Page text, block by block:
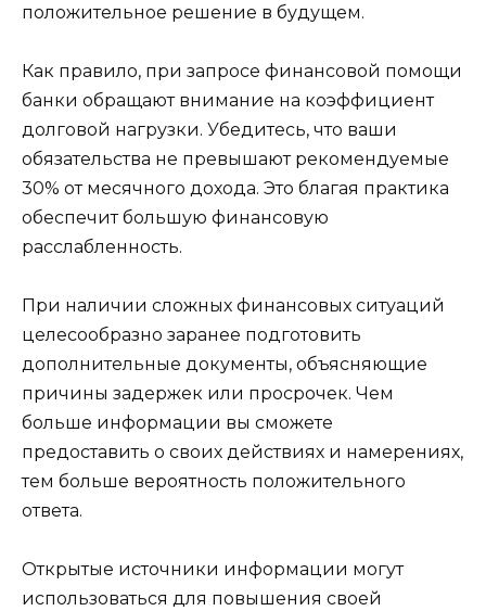
положительное решение в будущем.
Как правило, при запросе финансовой помощи
банки обращают внимание на коэффициент
долговой нагрузки. Убедитесь, что ваши
обязательства не превышают рекомендуемые
30% от месячного дохода. Это благая практика
обеспечит большую финансовую
расслабленность.
При наличии сложных финансовых ситуаций
целесообразно заранее подготовить
дополнительные документы, объясняющие
причины задержек или просрочек. Чем
больше информации вы сможете
предоставить о своих действиях и намерениях,
тем больше вероятность положительного
ответа.
Открытые источники информации могут
использоваться для повышения своей